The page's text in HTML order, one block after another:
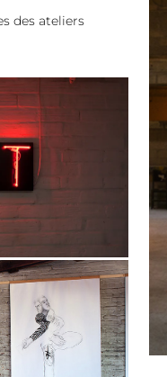
des ateliers